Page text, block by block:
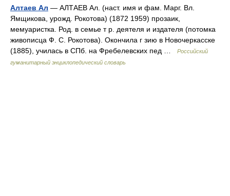
Алтаев Ал — АЛТАЕВ Ал. (наст. имя и фам. Марг. Вл.
Ямщикова, урожд. Рокотова) (1872 1959) прозаик,
мемуаристка. Род. в семье т р. деятеля и издателя (потомка
живописца Ф. С. Рокотова). Окончила г зию в Новочеркасске
(1885), училась в СПб. на Фребелевских пед …
Российский
гуманитарный энциклопедический словарь